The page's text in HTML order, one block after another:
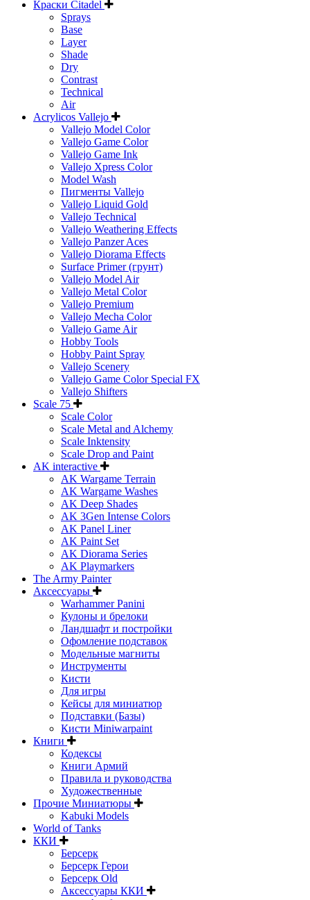
Краски Citadel
Sprays
Base
Layer
Shade
Dry
Contrast
Technical
Air
Acrylicos Vallejo
Vallejo Model Color
Vallejo Game Color
Vallejo Game Ink
Vallejo Xpress Color
Model Wash
Пигменты Vallejo
Vallejo Liquid Gold
Vallejo Technical
Vallejo Weathering Effects
Vallejo Panzer Aces
Vallejo Diorama Effects
Surface Primer (грунт)
Vallejo Model Air
Vallejo Metal Color
Vallejo Premium
Vallejo Mecha Color
Vallejo Game Air
Hobby Tools
Hobby Paint Spray
Vallejo Scenery
Vallejo Game Color Special FX
Vallejo Shifters
Scale 75
Scale Color
Scale Metal and Alchemy
Scale Inktensity
Scale Drop and Paint
AK interactive
AK Wargame Terrain
AK Wargame Washes
AK Deep Shades
AK 3Gen Intense Colors
AK Panel Liner
AK Paint Set
AK Diorama Series
AK Playmarkers
The Army Painter
Аксессуары
Warhammer Panini
Кулоны и брелоки
Ландшафт и постройки
Офомление подставок
Модельные магниты
Инструменты
Кисти
Для игры
Кейсы для миниатюр
Подставки (Базы)
Кисти Miniwarpaint
Книги
Кодексы
Книги Армий
Правила и руководства
Художественные
Прочие Миниатюры
Kabuki Models
World of Tanks
ККИ
Берсерк
Берсерк Герои
Берсерк Old
Аксессуары ККИ